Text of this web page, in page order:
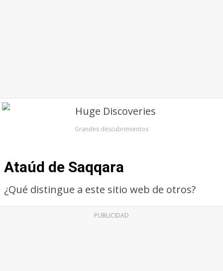
Grandes descubrimientos
Ataúd de Saqqara
¿Qué distingue a este sitio web de otros?
PUBLICIDAD